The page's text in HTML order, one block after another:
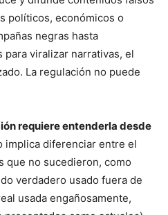
políticos, económicos o
negras hasta
viralizar narrativas, el
La regulación no puede
requiere entenderla desde
implica diferenciar entre el
que no sucedieron, como
verdadero usado fuera de
usada engañosamente,